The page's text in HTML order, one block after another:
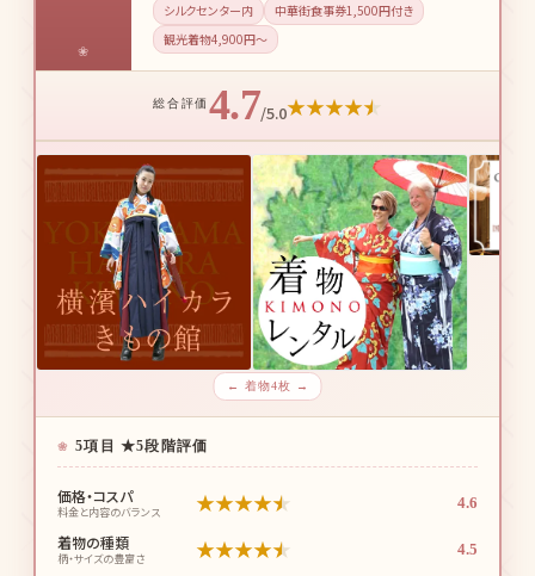
シルクセンター内
中華街食事券1,500円付き
観光着物4,900円〜
総合評価 4.7/5.0★★★★★
← 着物4枚 →
5項目 ★5段階評価
価格・コスパ
料金と内容のバランス ★★★★★ 4.6
着物の種類
柄・サイズの豊富さ ★★★★★ 4.5